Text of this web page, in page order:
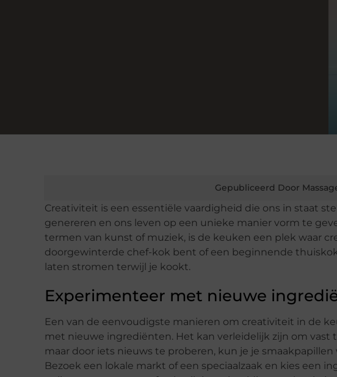
Gepubliceerd Door
Creativiteit is een essentiële vaardigheid die ons in staat
genereren en ons leven op een unieke manier vorm te
termen van kunst of muziek, is de keuken een plek waar
doorgewinterde chef-kok bent of een beginnende
laten stromen terwijl je kookt.
Experimenteer met nieuwe
Een van de eenvoudigste manieren om creativiteit in de
met nieuwe ingrediënten. Het kan verleidelijk zijn om
maar door iets nieuws te proberen, kun je je
Bezoek een lokale markt of een speciaalzaak en kies een